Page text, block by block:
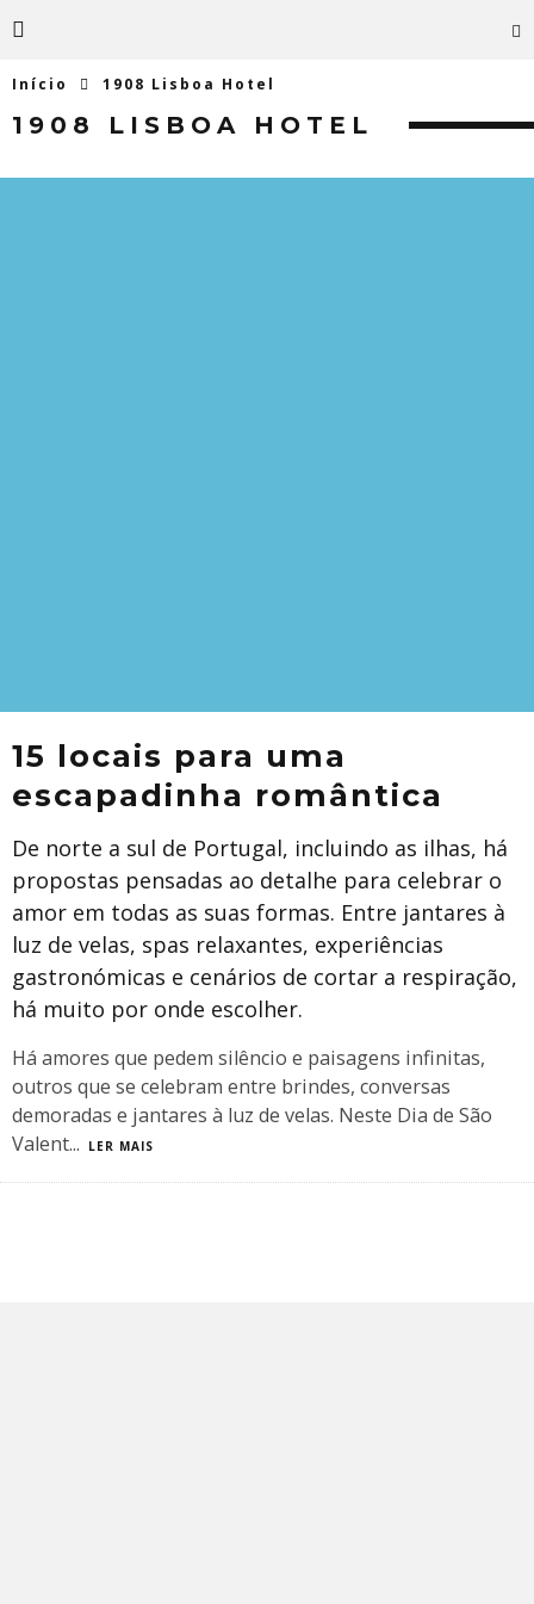
Início 1908 Lisboa Hotel
1908 LISBOA HOTEL
15 locais para uma
escapadinha romântica
De norte a sul de Portugal, incluindo as ilhas, há
propostas pensadas ao detalhe para celebrar o
amor em todas as suas formas. Entre jantares à
luz de velas, spas relaxantes, experiências
gastronómicas e cenários de cortar a respiração,
há muito por onde escolher.
Há amores que pedem silêncio e paisagens infinitas,
outros que se celebram entre brindes, conversas
demoradas e jantares à luz de velas. Neste Dia de São
Valent... LER MAIS